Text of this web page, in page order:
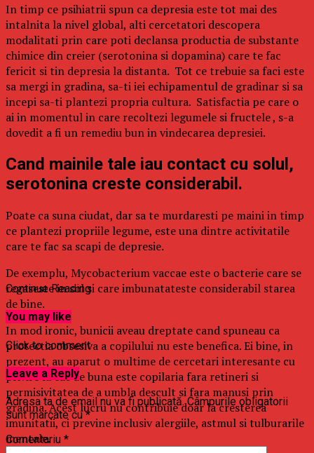
In timp ce psihiatrii spun ca depresia este tot mai des
intalnita la nivel global, alti cercetatori descopera
modalitati prin care poti declansa productia de substante
chimice din creier (serotonina si dopamina) care te fac
fericit si tin depresia la distanta. Tot ce trebuie sa faci este
sa mergi in gradina, sa-ti iei echipamentul de gradinar si sa
incepi sa-ti plantezi propria cultura. Satisfactia pe care o
ai in momentul in care recoltezi legumele si fructele , s-a
dovedit a fi un remediu bun in vindecarea depresiei.
Cand mainile tale iau contact cu solul,
serotonina creste considerabil.
Poate ca suna ciudat, dar sa te murdaresti pe maini in timp
ce plantezi propriile legume, este una dintre activitatile
care te fac sa scapi de depresie.
De exemplu, Mycobacterium vaccae este o bacterie care se
regaseste in sol si care imbunatateste considerabil starea
de bine.
In mod ironic, bunicii aveau dreptate cand spuneau ca
protectia obsesiva a copilului nu este benefica. Ei bine, in
prezent, au aparut o multime de cercetari interesante cu
privire la cat de buna este copilaria fara retineri si
permisivitatea de a umbla descult si fara manusi prin
gradina. Acest lucru nu contribuie doar la cresterea
imunitatii, ci previne inclusiv alergiile, astmul si tulburarile
mentale.
Continue Reading
You may like
Click to comment
Leave a Reply
Adresa ta de email nu va fi publicată. Câmpurile obligatorii
sunt marcate cu*
Comentariu *